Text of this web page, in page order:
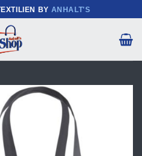
BY ANHALT'S